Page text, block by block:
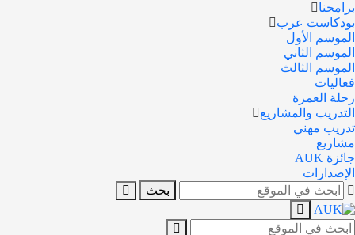
برامجنا
بودكاست عرب
الموسم الأول
الموسم الثاني
الموسم الثالث
فعاليات
رحلة العمرة
التدريب والمشاريع
تدريب مهني
مشاريع
جائزة AUK
الإصدارات
ابحث
في
الموقع
بحث